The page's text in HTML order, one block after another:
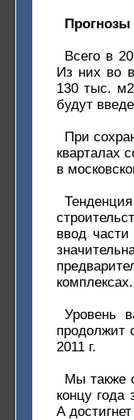
Прогнозы
Всего в
Из них во
130 тыс.
будут
При
кварталах
в
ввод
комплексах.
Уровень
продолжит
2011 г.
Мы также
концу года
А